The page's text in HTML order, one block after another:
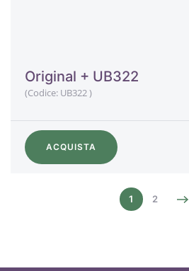
Original + UB322
(Codice: UB322)
ACQUISTA
1 2